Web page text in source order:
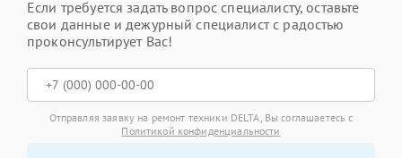
Если требуется задать вопрос специалисту, оставьте
свои данные и дежурный специалист с радостью
проконсультирует Вас!
Отправляя заявку на ремонт техники DELTA, Вы соглашаетесь с
Политикой конфиденциальности